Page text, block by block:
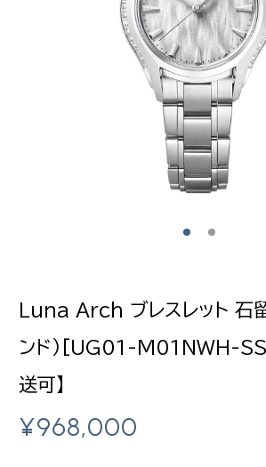
Luna Arch ブレスレット 石
ンド）[UG01-M01NWH-
送可】
¥968,000